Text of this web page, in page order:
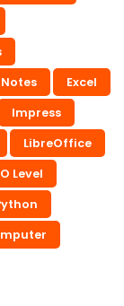
Excel
Impress
LibreOffice
O Level